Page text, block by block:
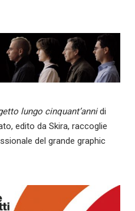
lungo cinquant’annidi
edito da Skira, raccoglie
del grande graphic